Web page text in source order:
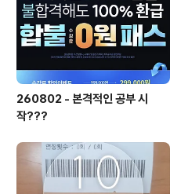
260802 - 본격적인 공부 시
작???